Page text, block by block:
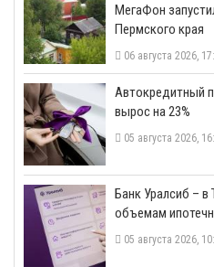
МегаФон
Пермского края
06 августа 2026,
​Автокредитный
вырос на 23%
05 августа 2026,
​Банк Уралсиб – в
объемам
05 августа 2026,